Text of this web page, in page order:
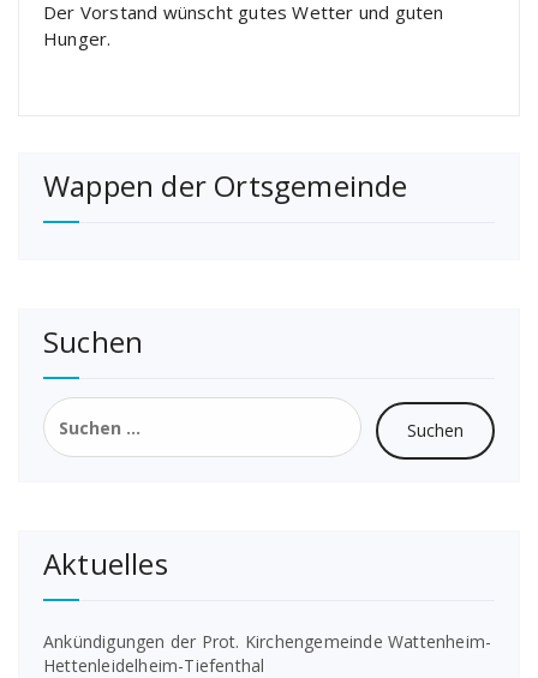
Der Vorstand wünscht gutes Wetter und guten
Hunger.
Wappen der Ortsgemeinde
Suchen
Suchen
nach:
Aktuelles
Ankündigungen der Prot. Kirchengemeinde Wattenheim-
Hettenleidelheim-Tiefenthal